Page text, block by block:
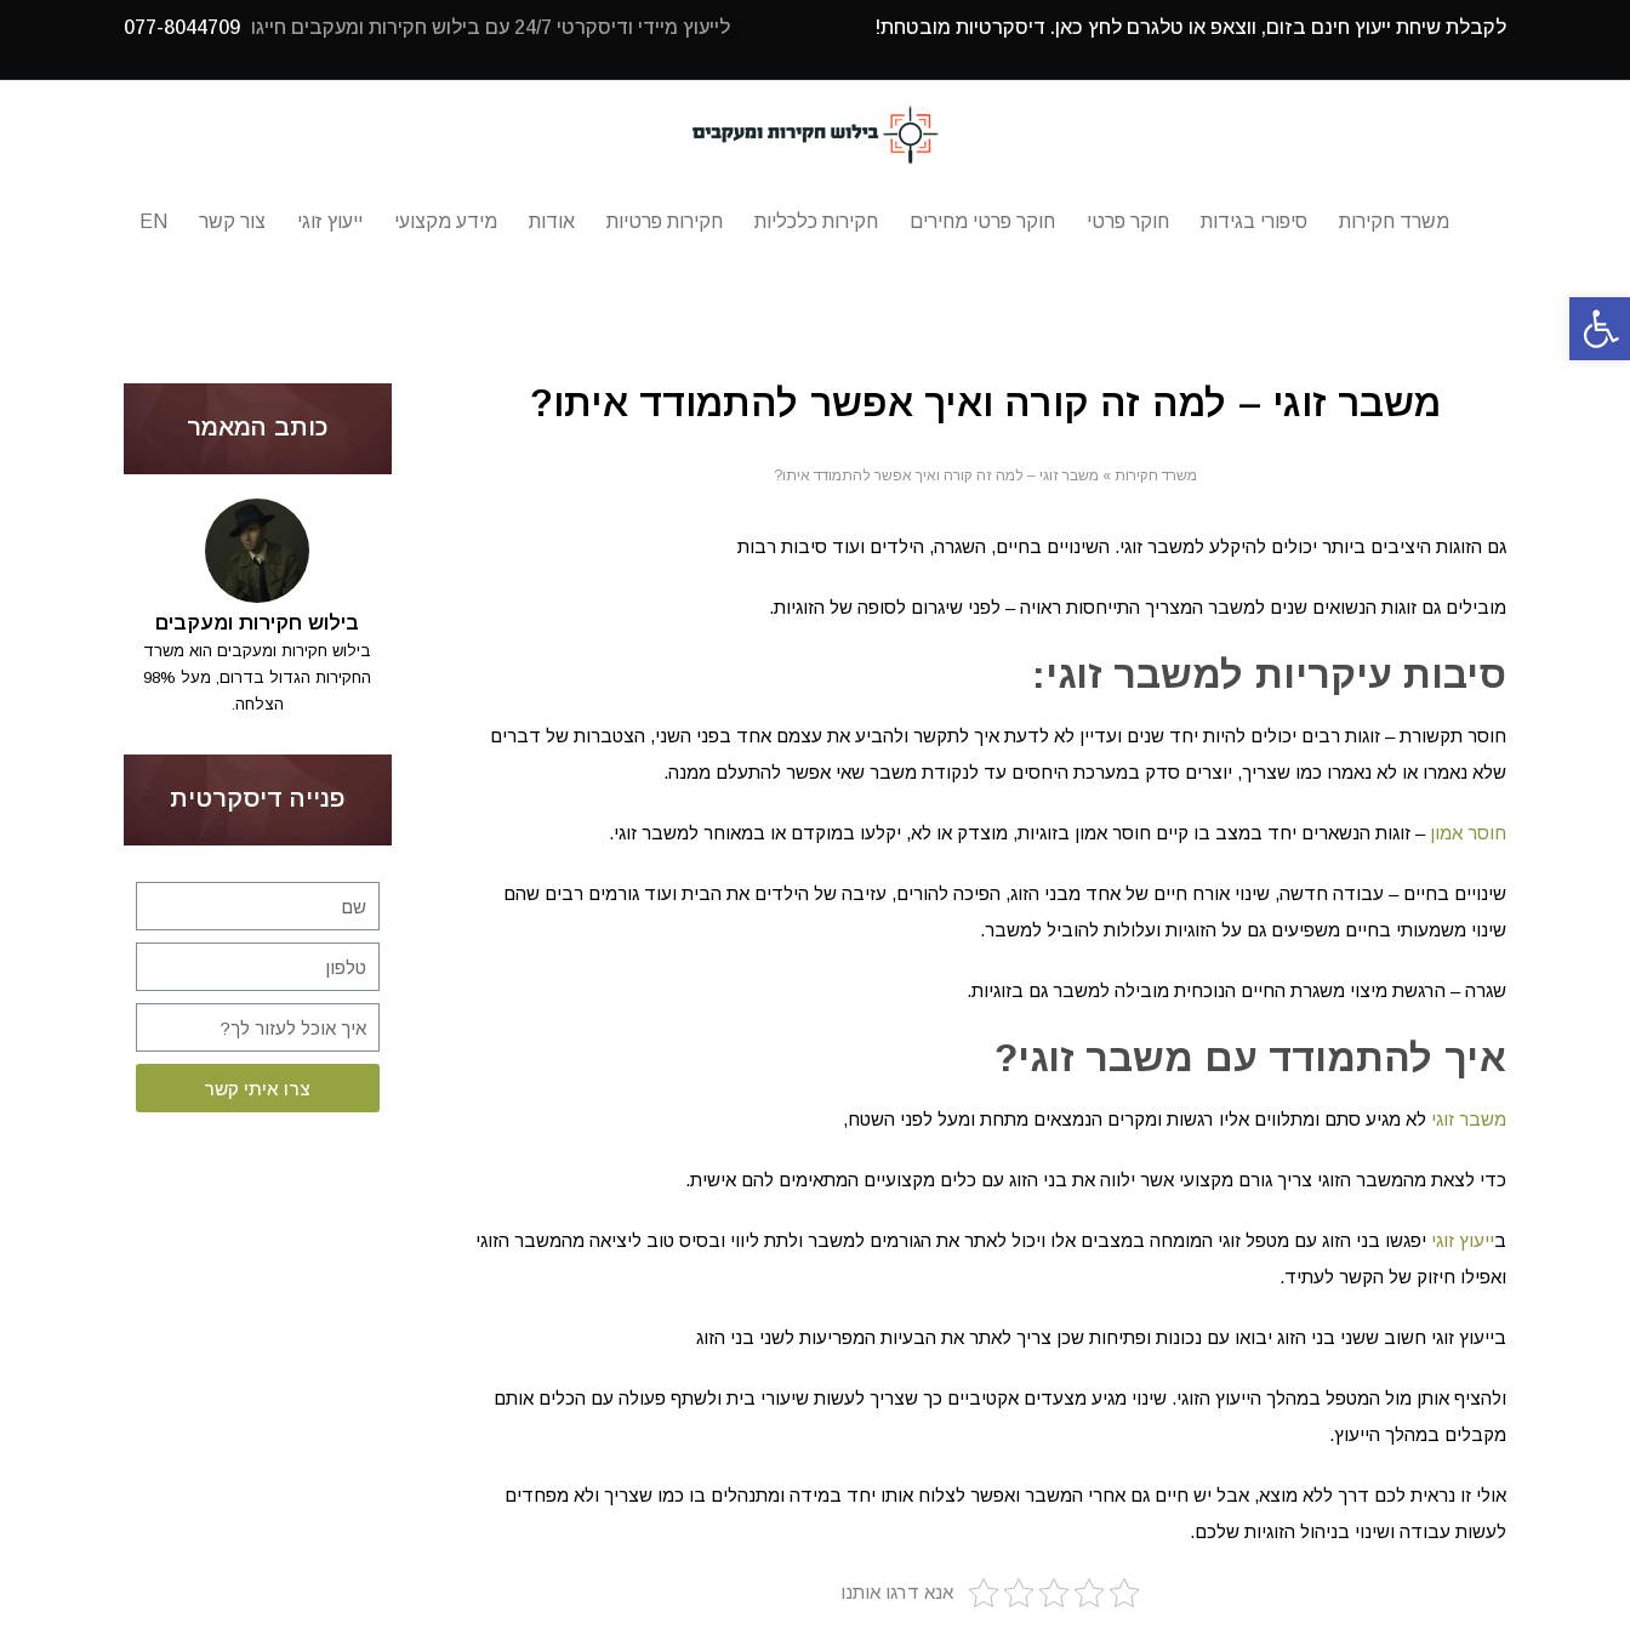
פתח סרגל נגישות
לקבלת שיחת ייעוץ חינם בזום, ווצאפ או טלגרם לחץ כאן. דיסקרטיות מובטחת! לייעוץ מיידי ודיסקרטי 24/7 עם בילוש חקירות ומעקבים חייגו 077-8044709
משרד חקירות סיפורי בגידות חוקר פרטי חוקר פרטי מחירים חקירות כלכליות חקירות פרטיות אודות מידע מקצועי ייעוץ זוגי צור קשר EN
משבר זוגי – למה זה קורה ואיך אפשר להתמודד איתו?
משרד חקירות » משבר זוגי – למה זה קורה ואיך אפשר להתמודד איתו?
גם הזוגות היציבים ביותר יכולים להיקלע למשבר זוגי. השינויים בחיים, השגרה, הילדים ועוד סיבות רבות
מובילים גם זוגות הנשואים שנים למשבר המצריך התייחסות ראויה – לפני שיגרום לסופה של הזוגיות.
סיבות עיקריות למשבר זוגי:
חוסר תקשורת – זוגות רבים יכולים להיות יחד שנים ועדיין לא לדעת איך לתקשר ולהביע את עצמם אחד בפני השני, הצטברות של דברים
שלא נאמרו או לא נאמרו כמו שצריך, יוצרים סדק במערכת היחסים עד לנקודת משבר שאי אפשר להתעלם ממנה.
חוסר אמון – זוגות הנשארים יחד במצב בו קיים חוסר אמון בזוגיות, מוצדק או לא, יקלעו במוקדם או במאוחר למשבר זוגי.
שינויים בחיים – עבודה חדשה, שינוי אורח חיים של אחד מבני הזוג, הפיכה להורים, עזיבה של הילדים את הבית ועוד גורמים רבים שהם
שינוי משמעותי בחיים משפיעים גם על הזוגיות ועלולות להוביל למשבר.
שגרה – הרגשת מיצוי משגרת החיים הנוכחית מובילה למשבר גם בזוגיות.
איך להתמודד עם משבר זוגי?
משבר זוגי לא מגיע סתם ומתלווים אליו רגשות ומקרים הנמצאים מתחת ומעל לפני השטח,
כדי לצאת מהמשבר הזוגי צריך גורם מקצועי אשר ילווה את בני הזוג עם כלים מקצועיים המתאימים להם אישית.
בייעוץ זוגי יפגשו בני הזוג עם מטפל זוגי המומחה במצבים אלו ויכול לאתר את הגורמים למשבר ולתת ליווי ובסיס טוב ליציאה מהמשבר הזוגי
ואפילו חיזוק של הקשר לעתיד.
בייעוץ זוגי חשוב ששני בני הזוג יבואו עם נכונות ופתיחות שכן צריך לאתר את הבעיות המפריעות לשני בני הזוג
ולהציף אותן מול המטפל במהלך הייעוץ הזוגי. שינוי מגיע מצעדים אקטיביים כך שצריך לעשות שיעורי בית ולשתף פעולה עם הכלים אותם
מקבלים במהלך הייעוץ.
אולי זו נראית לכם דרך ללא מוצא, אבל יש חיים גם אחרי המשבר ואפשר לצלוח אותו יחד במידה ומתנהלים בו כמו שצריך ולא מפחדים
לעשות עבודה ושינוי בניהול הזוגיות שלכם.
אנא דרגו אותנו
כותב המאמר
בילוש חקירות ומעקבים
בילוש חקירות ומעקבים הוא משרד
החקירות הגדול בדרום, מעל 98%
הצלחה.
פנייה דיסקרטית
צרו איתי קשר